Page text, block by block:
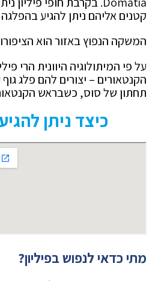
קטנים אליהם ניתן להגיע
המשקה הנפוץ באזור הוא
על פי המיתולוגיה היוונית הרי
הקנטאורים – יצורים להם פלג
תחתון של סוס, כשבראש הקנטאור
כיצד ניתן
מתי כדאי לנפוש בפיליון?